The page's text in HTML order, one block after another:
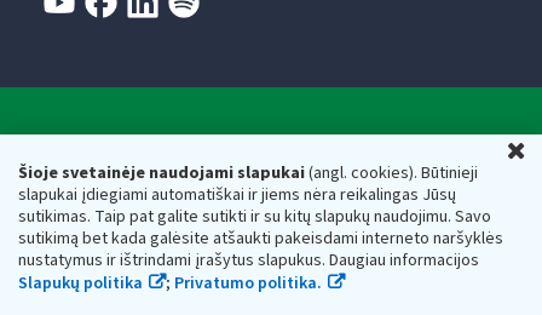
Šioje svetainėje naudojami slapukai(angl. cookies). Būtinieji
slapukai įdiegiami automatiškai ir jiems nėra reikalingas Jūsų
sutikimas. Taip pat galite sutikti ir su kitų slapukų naudojimu. Savo
sutikimą bet kada galėsite atšaukti pakeisdami interneto naršyklės
nustatymus ir ištrindami įrašytus slapukus. Daugiau informacijos
Slapukų politika
; Privatumo politika.
Respublikos finansų ministerijos
Biudžetinė įstaiga. Juridinio asmens kodas — 188659752,
adresas: Vasario 16-osios g. 14, 01107 Vilnius, Lietuva, el.paštas:
vmi@vmi.lt, E. pristatymo dėžutės adresas 188659752
Duomenys apie Valstybinę mokesčių inspekciją prie Lietuvos
Respublikos finansų ministerijos kaupiami ir saugomi Juridinių